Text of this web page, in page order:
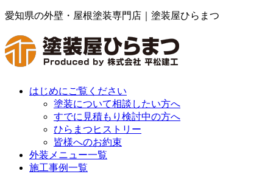
愛知県の外壁・屋根塗装専門店｜塗装屋ひらまつ
はじめにご覧ください
塗装について相談したい方へ
すでに見積もり検討中の方へ
ひらまつヒストリー
皆様へのお約束
外装メニュー一覧
施工事例一覧